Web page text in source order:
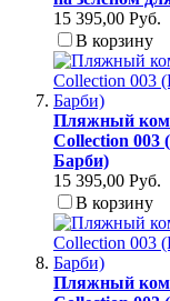
15 395,00 Руб.
В корзину
Пляжный
Collection
Барби)
15 395,00 Руб.
В корзину
Пляжный